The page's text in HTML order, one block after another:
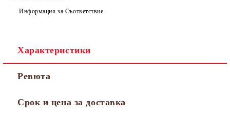
Информация за Съответствие
Характеристики
Ревюта
Срок и цена за доставка